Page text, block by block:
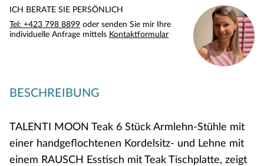
ICH BERATE SIE PERSÖNLICH
Tel: +423 798 8899 oder senden Sie mir Ihre
individuelle Anfrage mittels Kontaktformular
BESCHREIBUNG
TALENTI MOON Teak 6 Stück Armlehn-Stühle mit
einer handgeflochtenen Kordelsitz- und Lehne mit
einem RAUSCH Esstisch mit Teak Tischplatte, zeigt